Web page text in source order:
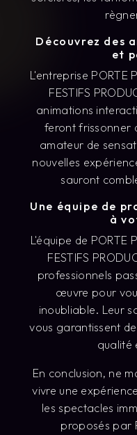
Découvrez des
et
L'entreprise PORTE
FESTIFS
animations
feront frissonner
amateur de
nouvelles
sauront
Une équipe de
à
L'équipe de PORTE
FESTIFS
professionnels
œuvre pour
inoubliable. Leur
vous garantissent
qualité
En conclusion, ne
vivre une
les spectacles
proposés par